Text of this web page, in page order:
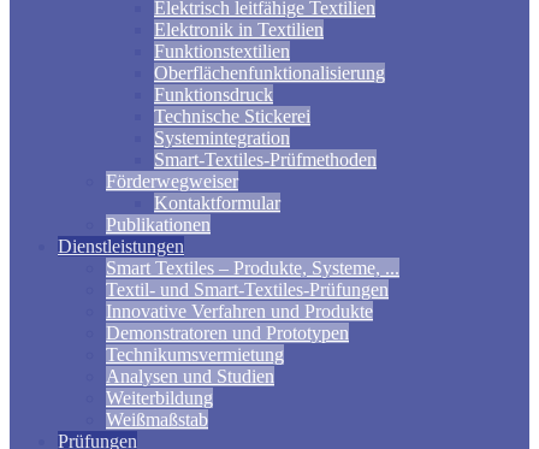
Elektrisch leitfähige Textilien
Elektronik in Textilien
Funktionstextilien
Oberflächenfunktionalisierung
Funktionsdruck
Technische Stickerei
Systemintegration
Smart-Textiles-Prüfmethoden
Förderwegweiser
Kontaktformular
Publikationen
Dienstleistungen
Smart Textiles – Produkte, Systeme, ...
Textil- und Smart-Textiles-Prüfungen
Innovative Verfahren und Produkte
Demonstratoren und Prototypen
Technikumsvermietung
Analysen und Studien
Weiterbildung
Weißmaßstab
Prüfungen